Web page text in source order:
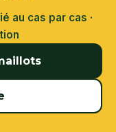
au cas par cas ·